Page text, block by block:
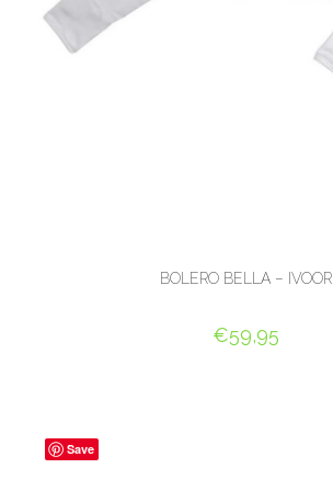
BOLERO BELLA – IVOOR
€59,95
Save